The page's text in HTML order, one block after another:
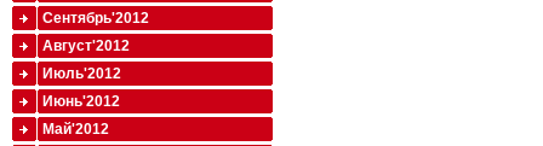
Сентябрь'2012
Август'2012
Июль'2012
Июнь'2012
Май'2012